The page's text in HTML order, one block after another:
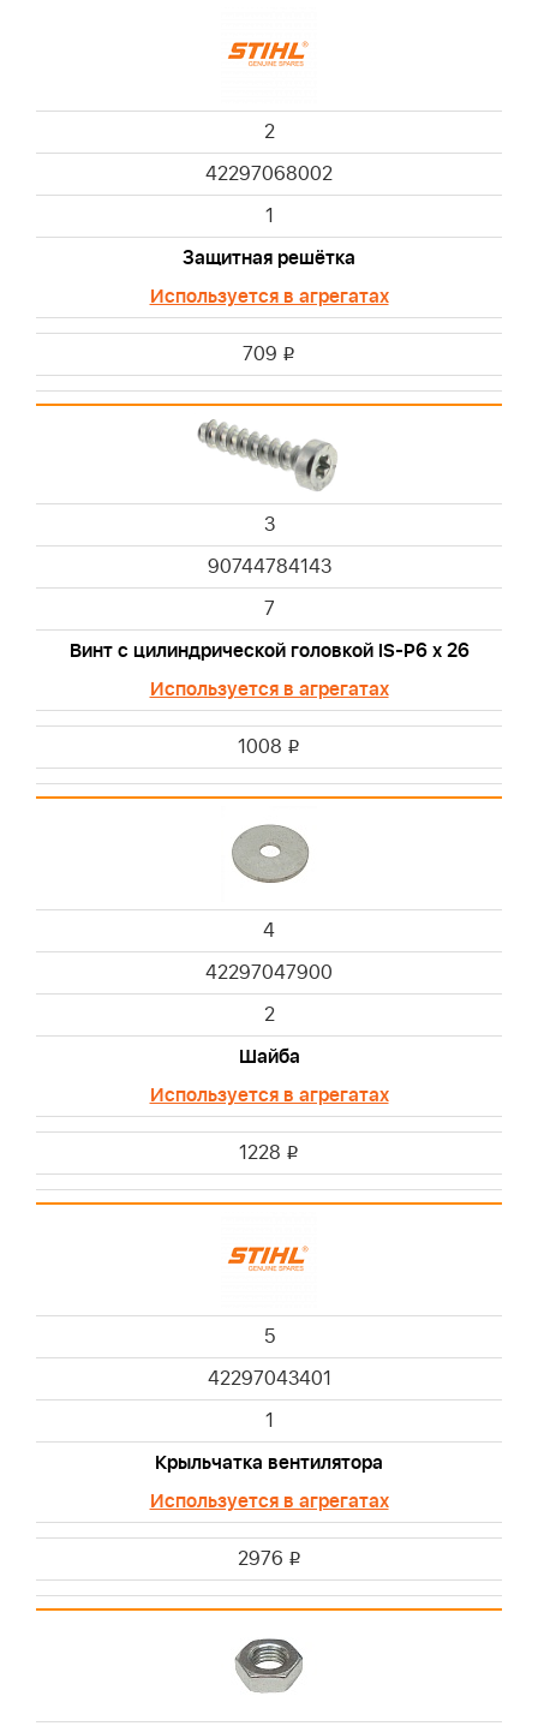
2
42297068002
1
Защитная решётка
Используется в агрегатах
709 i
3
90744784143
7
Винт с цилиндрической головкой IS-Р6 х 26
Используется в агрегатах
1008 i
4
42297047900
2
Шайба
Используется в агрегатах
1228 i
5
42297043401
1
Крыльчатка вентилятора
Используется в агрегатах
2976 i